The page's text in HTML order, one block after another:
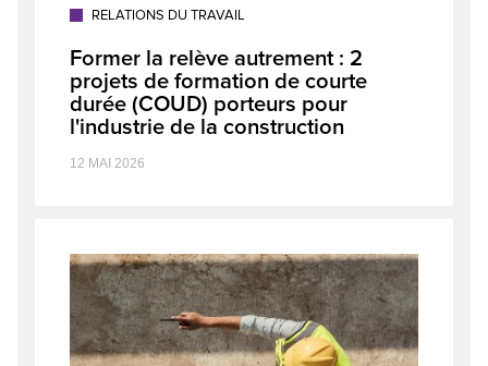
RELATIONS DU TRAVAIL
Former la relève autrement : 2
projets de formation de courte
durée (COUD) porteurs pour
l'industrie de la construction
12 MAI 2026